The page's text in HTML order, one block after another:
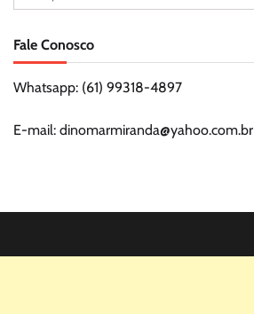
por:
Fale Conosco
Whatsapp: (61) 99318-4897
E-mail: dinomarmiranda@yahoo.com.br